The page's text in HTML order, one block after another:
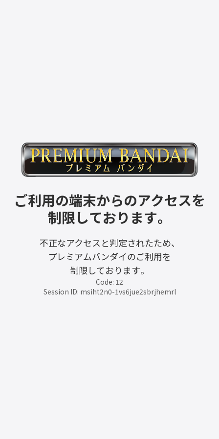
ご利用の端末からのアクセスを
制限しております。
不正なアクセスと判定されたため、
プレミアムバンダイのご利用を
制限しております。
Code: 12
Session ID: msiht2n0-1vs6jue2sbrjhemrl